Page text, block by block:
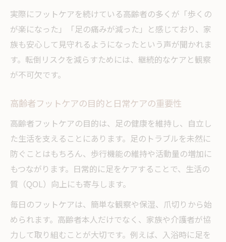
て
高齢者フットケアで生活の質を向上させる
看護現場で注目されるフットケアの効果と
フットケア実践がもたらす家族の安心感
資格取得で広がるフットケアの世界とは
フットケア資格取得で広がる活躍の場を紹
介
高齢者フットケア資格がもたらすキャリア
の可能性
看護や介護分野で求められるフットケア資
実際にフットケアを続けている高齢者の多くが「歩くの
が楽になった」「足の痛みが減った」と感じており、家
族も安心して見守れるようになったという声が聞かれま
す。転倒リスクを減らすためには、継続的なケアと観察
が不可欠です。
高齢者フットケアの目的と日常ケアの重要性
高齢者フットケアの目的は、足の健康を維持し、自立し
た生活を支えることにあります。足のトラブルを未然に
防ぐことはもちろん、歩行機能の維持や活動量の増加に
もつながります。日常的に足をケアすることで、生活の
質（QOL）向上にも寄与します。
毎日のフットケアは、簡単な観察や保湿、爪切りから始
められます。高齢者本人だけでなく、家族や介護者が協
力して取り組むことが大切です。例えば、入浴時に足を